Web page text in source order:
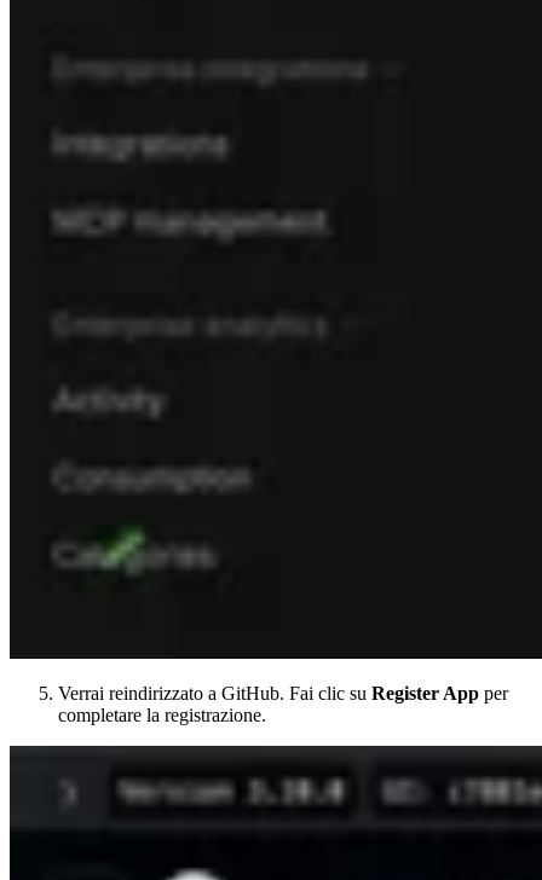
Verrai reindirizzato a GitHub. Fai clic su Register App per
completare la registrazione.